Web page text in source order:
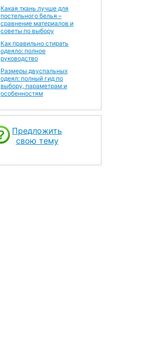
Какая ткань лучше для
постельного белья –
сравнение материалов и
советы по выбору
Как правильно стирать
одеяло: полное
руководство
Размеры двуспальных
одеял: полный гид по
выбору, параметрам и
особенностям
Предложить
свою тему